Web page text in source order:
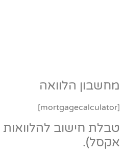
מחשבון הלוואה
[mortgagecalculator]
טבלת חישוב
אקסל).